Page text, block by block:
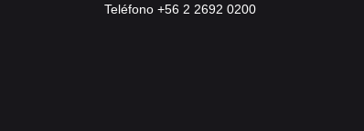
Teléfono +56 2 2692 0200